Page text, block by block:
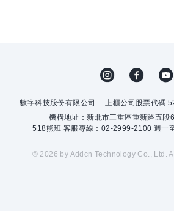
數字科技股份有限公司 上櫃公司股票代碼
機構地址：新北市三重區重新路五段
518熊班 客服專線：02-2999-2100 週一
© 2026 by Addcn Technology Co., Ltd.